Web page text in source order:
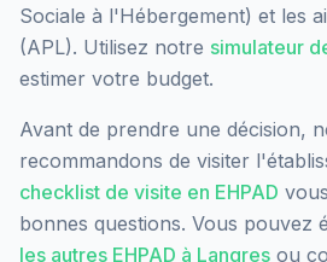
Sociale à l'Hébergement) et les
(APL). Utilisez notre simulateur
estimer votre budget.
Avant de prendre une décision,
recommandons de visiter
checklist de visite en EHPAD
bonnes questions. Vous pouvez
les autres EHPAD à Langres ou